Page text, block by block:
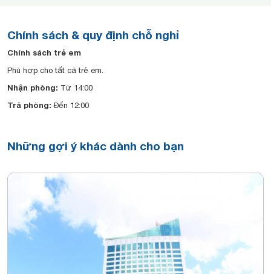
Chính sách & quy định chỗ nghỉ
Chính sách trẻ em
Phù hợp cho tất cả trẻ em.
Nhận phòng: Từ 14:00
Trả phòng: Đến 12:00
Những gợi ý khác dành cho bạn